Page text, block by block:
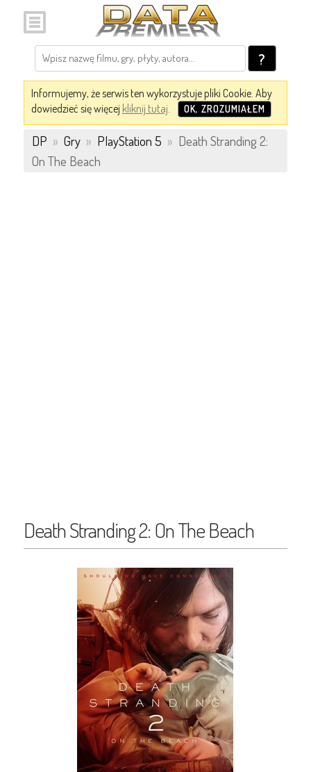
?
Informujemy, że serwis ten wykorzystuje pliki Cookie. Aby
dowiedzieć się więcej kliknij tutaj. OK, ZROZUMIAŁEM
DP » Gry » PlayStation 5 » Death Stranding 2:
On The Beach
Death Stranding 2: On The Beach